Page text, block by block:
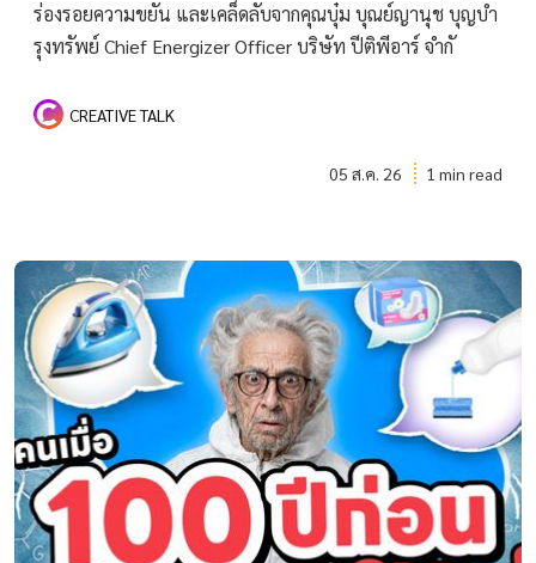
ร่องรอยความขยัน และเคล็ดลับจากคุณบุ๋ม บุณย์ญานุช บุญบํา
รุงทรัพย์ Chief Energizer Officer บริษัท ปีติพีอาร์ จำกั
CREATIVE TALK
05 ส.ค. 26 1 min read